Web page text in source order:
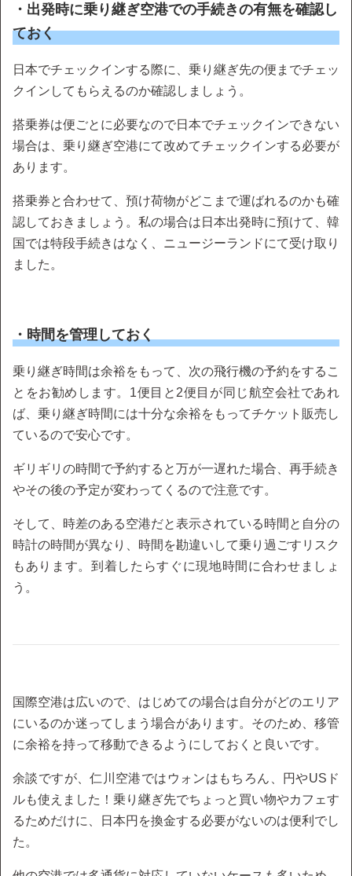
・出発時に乗り継ぎ空港での手続きの有無を確認し
ておく
日本でチェックインする際に、乗り継ぎ先の便までチェッ
クインしてもらえるのか確認しましょう。
搭乗券は便ごとに必要なので日本でチェックインできない
場合は、乗り継ぎ空港にて改めてチェックインする必要が
あります。
搭乗券と合わせて、預け荷物がどこまで運ばれるのかも確
認しておきましょう。私の場合は日本出発時に預けて、韓
国では特段手続きはなく、ニュージーランドにて受け取り
ました。
・時間を管理しておく
乗り継ぎ時間は余裕をもって、次の飛行機の予約をするこ
とをお勧めします。1便目と2便目が同じ航空会社であれ
ば、乗り継ぎ時間には十分な余裕をもってチケット販売し
ているので安心です。
ギリギリの時間で予約すると万が一遅れた場合、再手続き
やその後の予定が変わってくるので注意です。
そして、時差のある空港だと表示されている時間と自分の
時計の時間が異なり、時間を勘違いして乗り過ごすリスク
もあります。到着したらすぐに現地時間に合わせましょ
う。
国際空港は広いので、はじめての場合は自分がどのエリア
にいるのか迷ってしまう場合があります。そのため、移管
に余裕を持って移動できるようにしておくと良いです。
余談ですが、仁川空港ではウォンはもちろん、円やUSド
ルも使えました！乗り継ぎ先でちょっと買い物やカフェす
るためだけに、日本円を換金する必要がないのは便利でし
た。